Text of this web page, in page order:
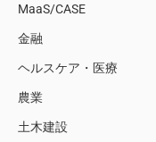
MaaS/CASE
金融
ヘルスケア・医療
農業
土木建設